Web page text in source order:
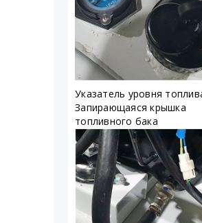
Указатель уровня
Запирающаяся крышка
топливного бака